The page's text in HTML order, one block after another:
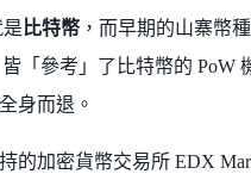
比特幣 ，而早期的山寨幣
「參考」了比特幣的 PoW
身而退。
的加密貨幣交易所 EDX